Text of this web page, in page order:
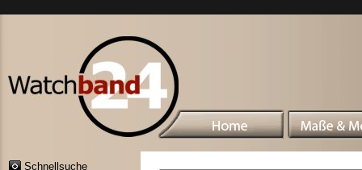
Schnellsuche